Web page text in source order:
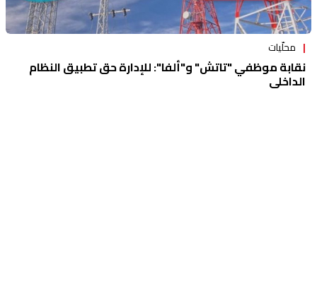
محلّيات
نقابة موظفي "تاتش" و"ألفا": للإدارة حق تطبيق النظام
الداخلي